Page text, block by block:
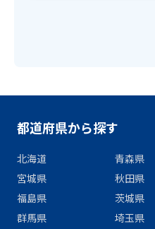
都道府県から探す
北海道 青森県
宮城県
秋田県
福島県
茨城県
群馬県
埼玉県